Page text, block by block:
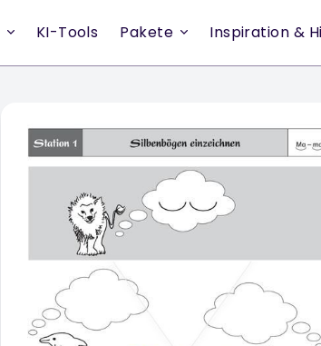
KI-Tools Pakete Inspiration &